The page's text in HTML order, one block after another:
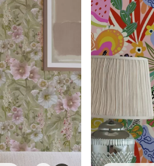
Premiumvinyl
725.00435 .00Kr/m²